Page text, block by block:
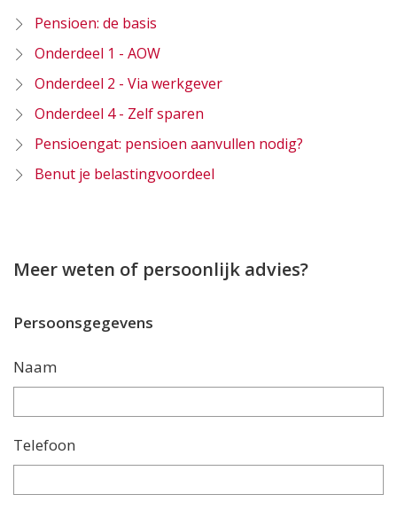
Pensioen: de basis
Onderdeel 1 - AOW
Onderdeel 2 - Via werkgever
Onderdeel 4 - Zelf sparen
Pensioengat: pensioen aanvullen nodig?
Benut je belastingvoordeel
Meer weten of persoonlijk advies?
Persoonsgegevens
Naam
Telefoon